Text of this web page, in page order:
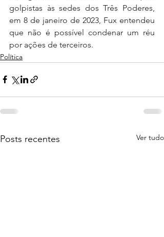
golpistas às sedes dos Três Poderes,
em 8 de janeiro de 2023, Fux entendeu
que não é possível condenar um réu
por ações de terceiros.
Política
Posts recentes Ver tudo